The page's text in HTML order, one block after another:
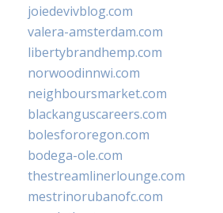
joiedevivblog.com
valera-amsterdam.com
libertybrandhemp.com
norwoodinnwi.com
neighboursmarket.com
blackanguscareers.com
bolesfororegon.com
bodega-ole.com
thestreamlinerlounge.com
mestrinorubanofc.com